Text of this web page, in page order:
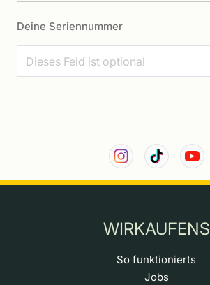
Deine Seriennummer
WIRKAUFENS
So funktionierts
Jobs